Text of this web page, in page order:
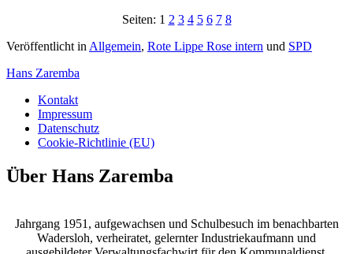
Seiten: 1 2 3 4 5 6 7 8
Veröffentlicht in Allgemein, Rote Lippe Rose intern und SPD
Hans Zaremba
Kontakt
Impressum
Datenschutz
Cookie-Richtlinie (EU)
Über Hans Zaremba
Jahrgang 1951, aufgewachsen und Schulbesuch im benachbarten
Wadersloh, verheiratet, gelernter Industriekaufmann und